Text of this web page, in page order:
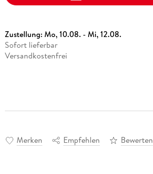
Zustellung:Mo, 10.08. - Mi, 12.08.
Sofort lieferbar
Versandkostenfrei
Merken Empfehlen Bewerten